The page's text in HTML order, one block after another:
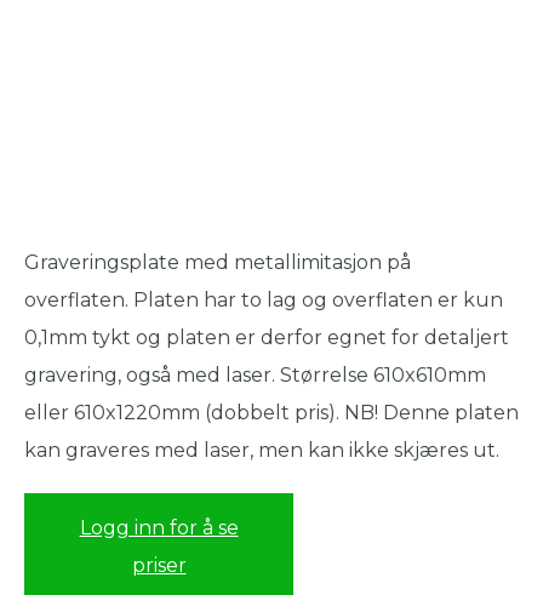
Graveringsplate med metallimitasjon på
overflaten. Platen har to lag og overflaten er kun
0,1mm tykt og platen er derfor egnet for detaljert
gravering, også med laser. Størrelse 610x610mm
eller 610x1220mm (dobbelt pris). NB! Denne platen
kan graveres med laser, men kan ikke skjæres ut.
Logg inn for å se
priser